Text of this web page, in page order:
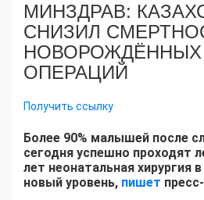
МИНЗДРАВ:
СНИЗИЛ
НОВОРОЖДЁННЫХ
ОПЕРАЦИЙ
Получить ссылку
Более 90% малышей после
сегодня успешно проходят
лет неонатальная хирургия
новый уровень, пишет